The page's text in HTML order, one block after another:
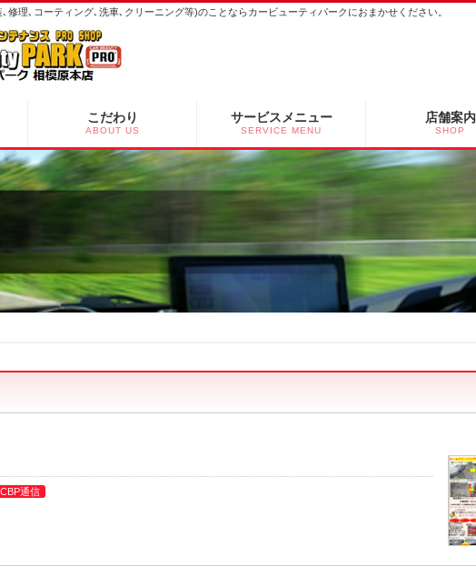
修理､コーティング､洗車､クリーニング等)のことならカービューティパークにおまかせください。
こだわり
ABOUT US
サービスメニュー
SERVICE MENU
店舗案内
SHOP
CBP通信